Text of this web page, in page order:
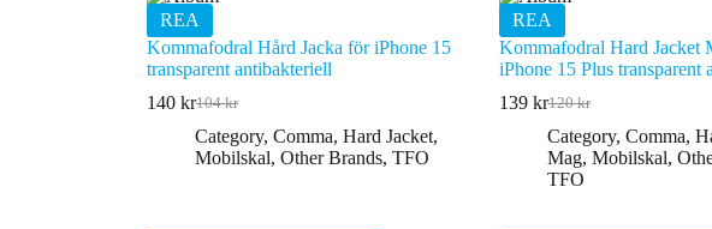
REA
Kommafodral Hård Jacka för iPhone 15
transparent antibakteriell
104kr
Det
ursprungliga
priset
140 krDet
nuvarande
priset
Category, Comma, Hard Jacket,
Mobilskal, Other Brands, TFO
REA
Kommafodral Hard Jacket
iPhone 15 Plus transparent
120kr
Det
ursprungliga
priset
var:
139 krDet
nuvarande
priset
är:
Category, Comma,
Mag, Mobilskal,
TFO